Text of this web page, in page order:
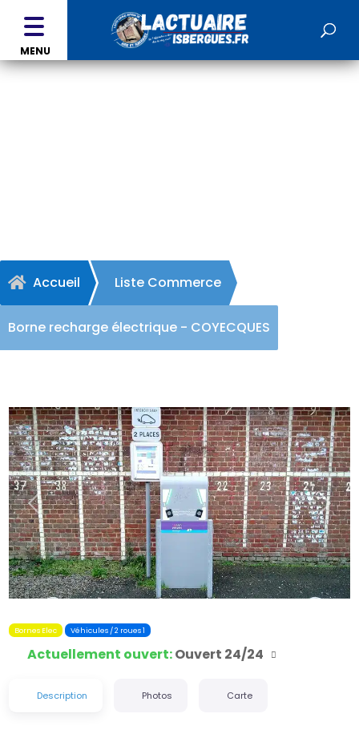
MENU
 Accueil Liste Commerce
Borne recharge électrique - COYECQUES
Précédent
Bornes Elec Véhicules / 2 roues 1
Actuellement ouvert:Ouvert 24/24
Description Photos Carte